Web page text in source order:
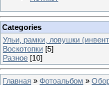
Categories
Ульи, рамки, ловушки
Воскотопки [5]
Разное [10]
Главная » Фотоальбом »